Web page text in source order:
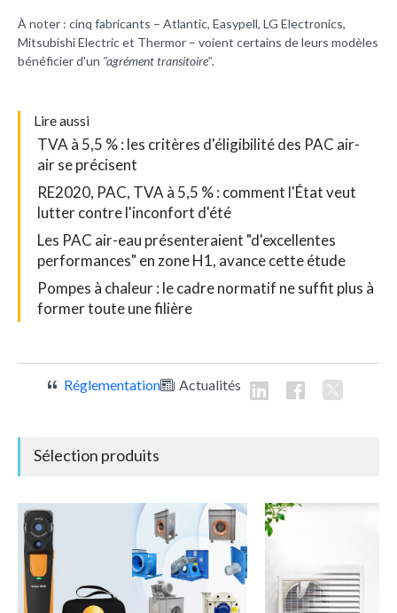
À noter : cinq fabricants – Atlantic, Easypell, LG Electronics,
Mitsubishi Electric et Thermor – voient certains de leurs modèles
bénéficier d'un "agrément transitoire".
Lire aussi
TVA à 5,5 % : les critères d'éligibilité des PAC air-
air se précisent
RE2020, PAC, TVA à 5,5 % : comment l'État veut
lutter contre l'inconfort d'été
Les PAC air-eau présenteraient "d'excellentes
performances" en zone H1, avance cette étude
Pompes à chaleur : le cadre normatif ne suffit plus à
former toute une filière
Réglementation Actualités
Sélection produits